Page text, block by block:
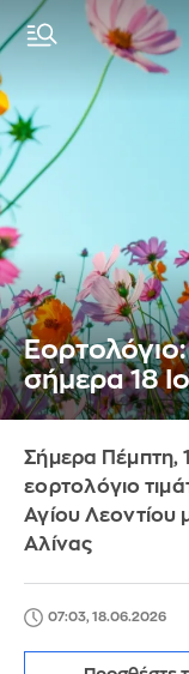
σήμερα 18
Σήμερα Πέμπτη,
εορτολόγιο
Αγίου Λεοντίου
Αλίνας
07:03, 18.06.2026